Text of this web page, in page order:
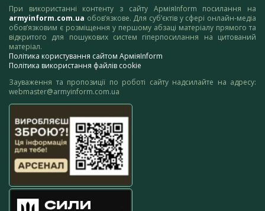
При використанні контенту з сайту АрміяInform посилання на
armyinform.com.ua обов’язкове. Для суб’єктів у сфері онлайн-медіа
обов’язковим є розміщення у першому абзаці матеріалу прямого та
відкритого для пошукових систем гіперпосилання на цитований
матеріал.
Політика користування сайтом АрміяInform
Політика використання файлів cookie
Зауваження та пропозиції по роботі сайту надсилайте на адресу:
webmaster@armyinform.com.ua